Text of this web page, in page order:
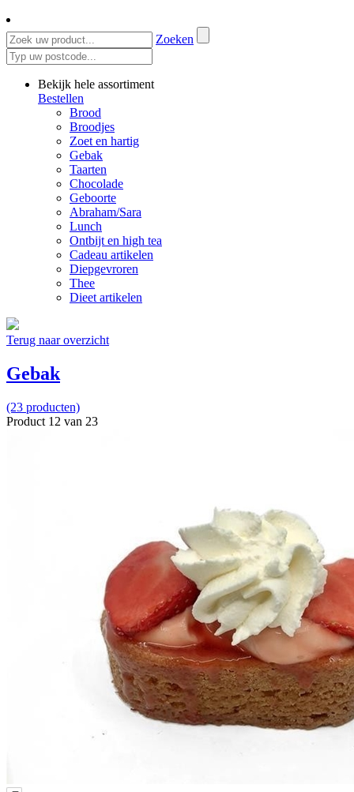
Zoeken
Bekijk hele assortiment
Bestellen
Brood
Broodjes
Zoet en hartig
Gebak
Taarten
Chocolade
Geboorte
Abraham/Sara
Lunch
Ontbijt en high tea
Cadeau artikelen
Diepgevroren
Thee
Dieet artikelen
Terug naar overzicht
Gebak
(23 producten)
Product 12 van 23